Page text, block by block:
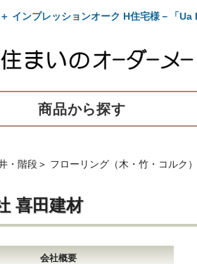
インプレッションオーク H住宅様－「
商品から探す
・階段＞ フローリング（木・竹・コルク）
喜田建材
会社概要